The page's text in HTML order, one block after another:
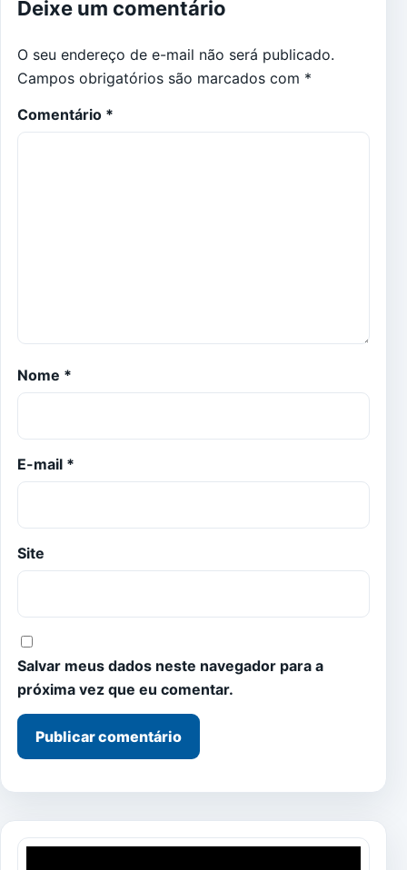
Deixe um comentário
O seu endereço de e-mail não será publicado.
Campos obrigatórios são marcados com *
Comentário *
Nome *
E-mail *
Site
Salvar meus dados neste navegador para a
próxima vez que eu comentar.